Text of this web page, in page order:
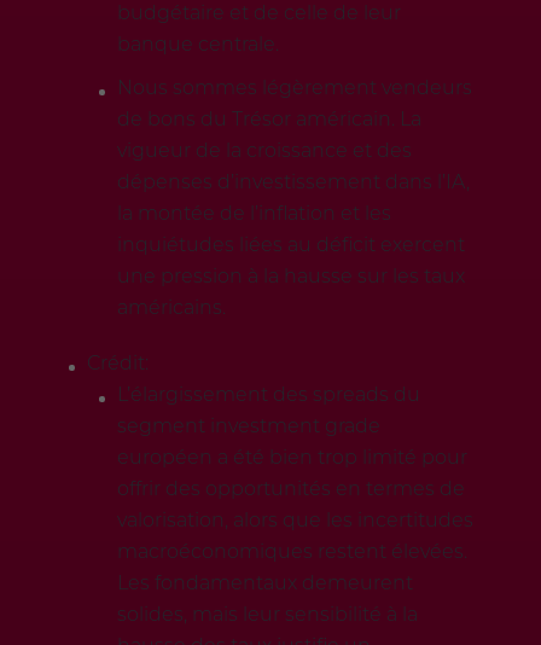
budgétaire et de celle de leur
banque centrale.
Nous sommes légèrement vendeurs
de bons du Trésor américain. La
vigueur de la croissance et des
dépenses d’investissement dans l’IA,
la montée de l’inflation et les
inquiétudes liées au déficit exercent
une pression à la hausse sur les taux
américains.
Crédit:
L’élargissement des spreads du
segment investment grade
européen a été bien trop limité pour
offrir des opportunités en termes de
valorisation, alors que les incertitudes
macroéconomiques restent élevées.
Les fondamentaux demeurent
solides, mais leur sensibilité à la